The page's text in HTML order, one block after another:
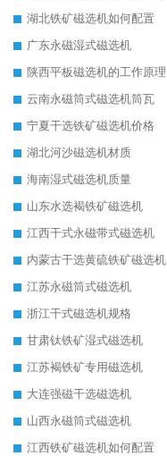
湖北铁矿磁选机如何配置
广东永磁湿式磁选机
陕西平板磁选机的工作原理
云南永磁筒式磁选机筒瓦
宁夏干选铁矿磁选机价格
湖北河沙磁选机材质
海南湿式磁选机质量
山东水选褐铁矿磁选机
江西干式永磁带式磁选机
内蒙古干选黄硫铁矿磁选机
江苏永磁筒式磁选机
浙江干式磁选机规格
甘肃钛铁矿湿式磁选机
江苏褐铁矿专用磁选机
大连强磁干选磁选机
山西永磁筒式磁选机
江西铁矿磁选机如何配置